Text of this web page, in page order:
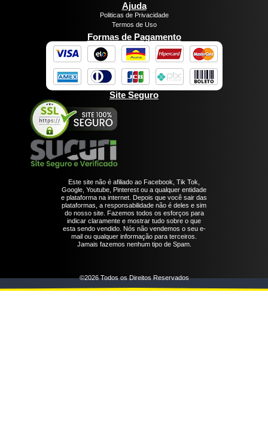
Ajuda
Politicas de Privacidade
Termos de Uso
Formas de Pagamento
Site Seguro
Este site não é afiliado ao Facebook, Tik Tok,
Google, Youtube, Pinterest ou a qualquer entidade
e plataforma na internet. Depois que você sair das
plataformas, a responsabilidade não é deles e sim
do nosso site. Fazemos todos os esforços para
indicar claramente e mostrar tudo sobre o que
esta sendo vendido. Nós não vendemos o seu e-
mail ou qualquer informação para terceiros.
Jamais fazemos nenhum tipo de Spam.
©2026 Todos os Direitos Reservados